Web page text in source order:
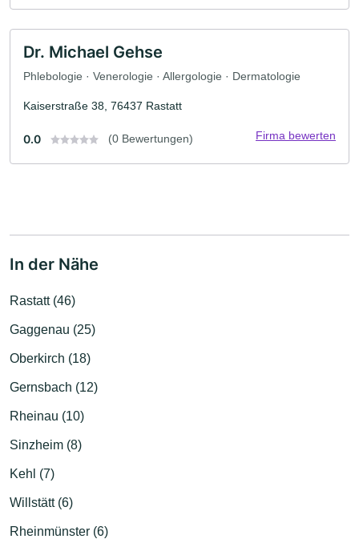
Dr. Michael Gehse
Phlebologie · Venerologie · Allergologie · Dermatologie
Kaiserstraße 38, 76437 Rastatt
0.0 (0 Bewertungen) Firma bewerten
In der Nähe
Rastatt (46)
Gaggenau (25)
Oberkirch (18)
Gernsbach (12)
Rheinau (10)
Sinzheim (8)
Kehl (7)
Willstätt (6)
Rheinmünster (6)